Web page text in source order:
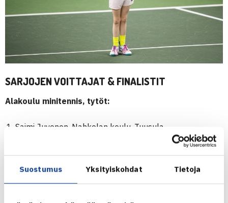
Suostumus Yksityiskohdat Tietoja
SARJOJEN VOITTAJAT & FINALISTIT
Alakoulu minitennis, tytöt:
Saimi Juvonen, Nahkelan koulu, Tuusula
Ilari Haavisto, Takahuhdin koulu, Tampere